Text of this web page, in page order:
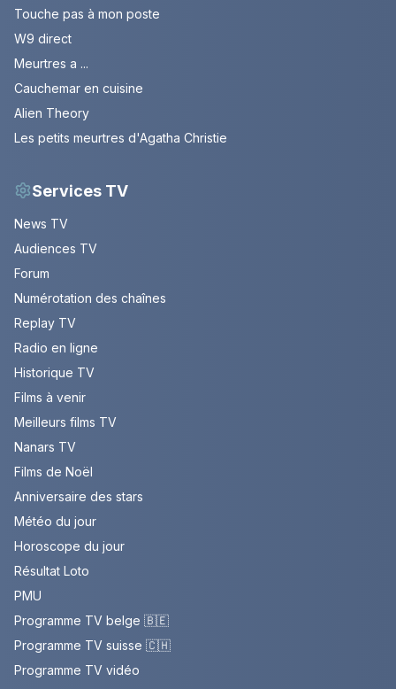
Touche pas à mon poste
W9 direct
Meurtres a ...
Cauchemar en cuisine
Alien Theory
Les petits meurtres d'Agatha Christie
Services TV
News TV
Audiences TV
Forum
Numérotation des chaînes
Replay TV
Radio en ligne
Historique TV
Films à venir
Meilleurs films TV
Nanars TV
Films de Noël
Anniversaire des stars
Météo du jour
Horoscope du jour
Résultat Loto
PMU
Programme TV belge 🇧🇪
Programme TV suisse 🇨🇭
Programme TV vidéo